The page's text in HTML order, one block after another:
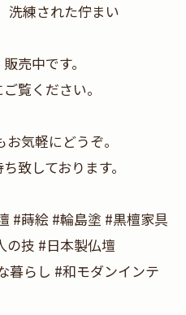
洗練された佇まい
売中です。
覧ください。
気軽にどうぞ。
致しております。
#蒔絵 #輪島塗 #黒檀家具
の技 #日本製仏壇
暮らし #和モダンインテ